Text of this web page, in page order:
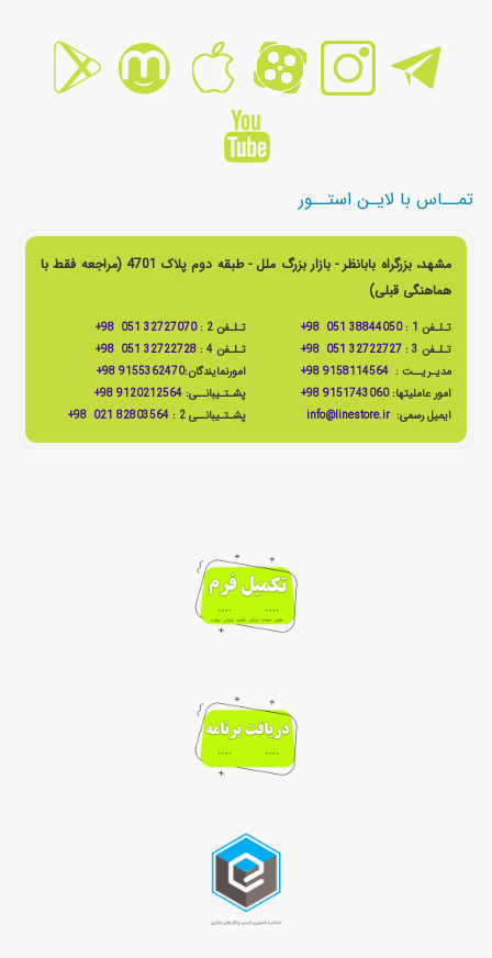
تمــاس با لایـن استــور
مشهد، بزرگراه بابانظر - بازار بزرگ ملل - طبقه دوم پلاک 4701 (مراجعه فقط با
هماهنگی قبلی)
تـلـفن 1 : 38844050 051 98+ تـلـفن 2 :
32727070 051 98+
تـلـفن 3 :
32722727 051 98+ تـلـفن 4 :
32722728 051 98+
مدیـریــت :9158114564 98+ امورنمایندگان:9155362470 98+
امور عاملیتها:9151743060 98+ پشـتـیبانــی: 9120212564 98+
ایمیل رسمی: info@linestore.ir پشـتـیبانــی 2 : 82803564 021 98+